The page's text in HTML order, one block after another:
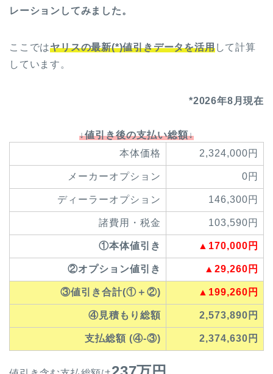
レーションしてみました。
ここではヤリスの最新(*)値引きデータを活用して計算
しています。
*2026年8月現在
↓値引き後の支払い総額↓
本体価格
2,324,000円
メーカーオプション 0円
ディーラーオプション 146,300円
諸費用・税金 103,590円
①本体値引き ▲170,000円
②オプション値引き ▲29,260円
③値引き合計(①＋②) ▲199,260円
④見積もり総額 2,573,890円
支払総額 (④-③) 2,374,630円